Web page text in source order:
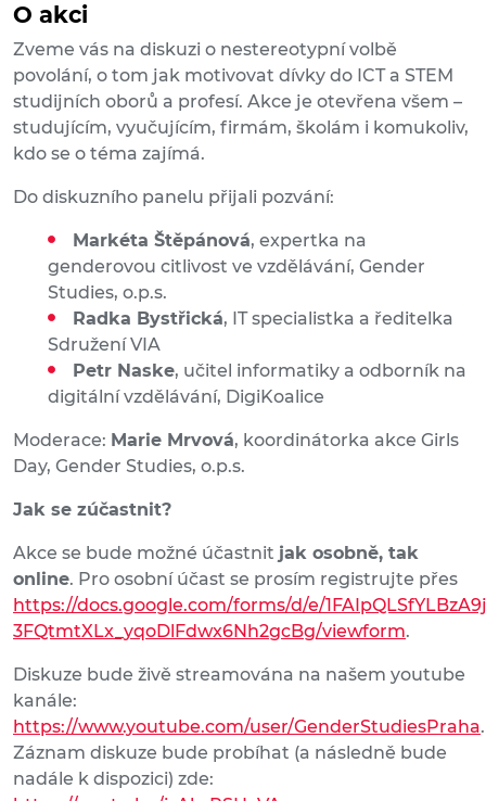
O akci
Zveme vás na diskuzi o nestereotypní volbě
povolání, o tom jak motivovat dívky do ICT a STEM
studijních oborů a profesí. Akce je otevřena všem –
studujícím, vyučujícím, firmám, školám i komukoliv,
kdo se o téma zajímá.
Do diskuzního panelu přijali pozvání:
Markéta Štěpánová, expertka na
genderovou citlivost ve vzdělávání, Gender
Studies, o.p.s.
Radka Bystřická, IT specialistka a ředitelka
Sdružení VIA
Petr Naske, učitel informatiky a odborník na
digitální vzdělávání, DigiKoalice
Moderace: Marie Mrvová, koordinátorka akce Girls
Day, Gender Studies, o.p.s.
Jak se zúčastnit?
Akce se bude možné účastnit jak osobně, tak
online. Pro osobní účast se prosím registrujte přes
https://docs.google.com/forms/d/e/
3FQtmtXLx_yqoDlFdwx6Nh2gcBg/viewform.
Diskuze bude živě streamována na našem youtube
kanále:
https://www.youtube.com/user/GenderStudiesPraha.
Záznam diskuze bude probíhat (a následně bude
nadále k dispozici) zde: